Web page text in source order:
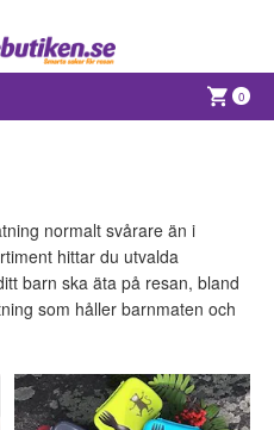
0
normalt svårare än i
hittar du utvalda
barn ska äta på resan, bland
som håller barnmaten och